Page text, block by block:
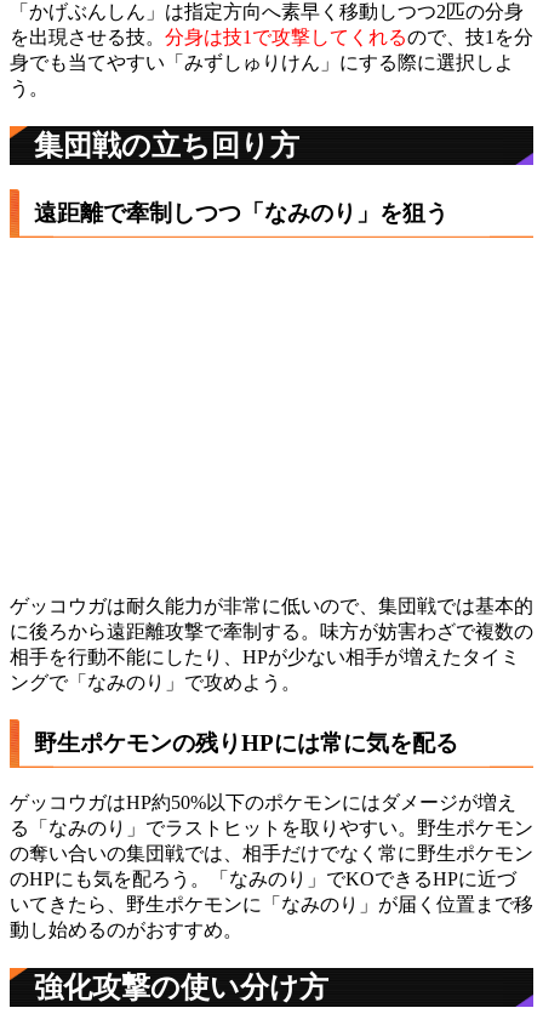
「かげぶんしん」は指定方向へ素早く移動しつつ2匹の分身
を出現させる技。 分身は技1で攻撃してくれるので、技1を分
身でも当てやすい「みずしゅりけん」にする際に選択しよ
う。
集団戦の立ち回り方
遠距離で牽制しつつ「なみのり」を狙う
ゲッコウガは耐久能力が非常に低いので、集団戦では基本的
に後ろから遠距離攻撃で牽制する。味方が妨害わざで複数の
相手を行動不能にしたり、HPが少ない相手が増えたタイミ
ングで「なみのり」で攻めよう。
野生ポケモンの残りHPには常に気を配る
ゲッコウガはHP約50%以下のポケモンにはダメージが増え
る「なみのり」でラストヒットを取りやすい。野生ポケモン
の奪い合いの集団戦では、相手だけでなく常に野生ポケモン
のHPにも気を配ろう。「なみのり」でKOできるHPに近づ
いてきたら、野生ポケモンに「なみのり」が届く位置まで移
動し始めるのがおすすめ。
強化攻撃の使い分け方